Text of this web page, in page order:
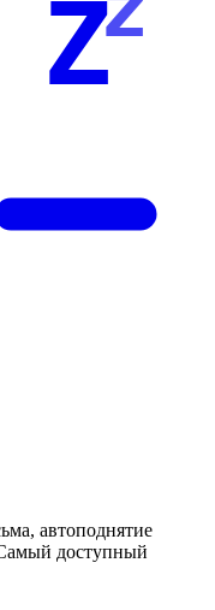
Z
автоподнятие
доступный